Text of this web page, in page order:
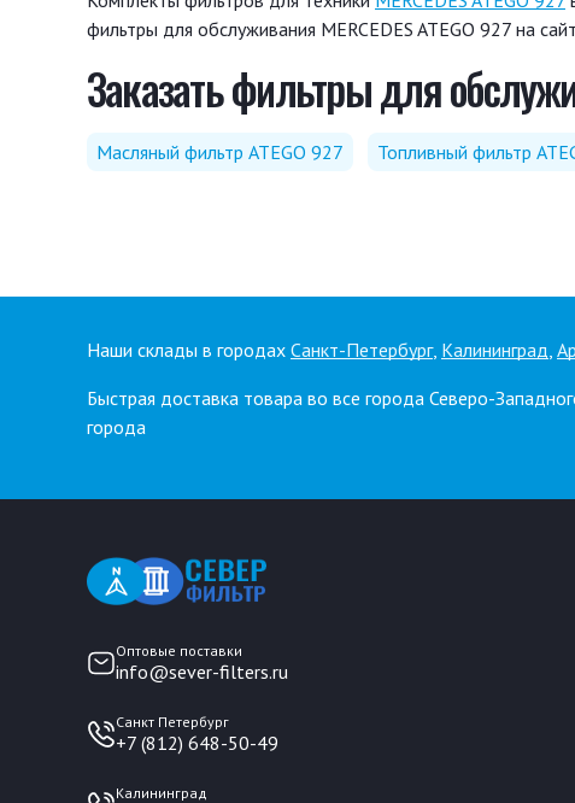
фильтры для обслуживания MERCEDES ATEGO 927 на
Заказать фильтры для
Масляный фильтр ATEGO 927 Топливный фильтр
Наши склады в городах Санкт-Петербург, Калининград,
Быстрая доставка товара во все города Северо-
города
Оптовые поставки
info@sever-filters.ru
Санкт Петербург
+7 (812) 648-50-49
Калининград